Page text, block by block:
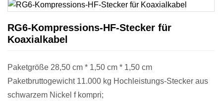
RG6-Kompressions-HF-Stecker für
Koaxialkabel
Paketgröße 28,50 cm * 1,50 cm * 1,50 cm
Paketbruttogewicht 11.000 kg Hochleistungs-Stecker aus
schwarzem Nickel f kompri;